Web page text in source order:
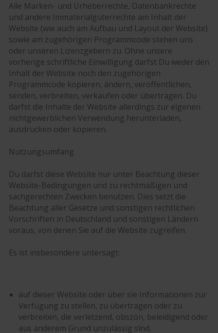
Alle Marken- und Urheberrechte, Datenbankrechte
und andere Immaterialgüterrechte am Inhalt der
Website (wie auch am Aufbau und Layout der Website)
sowie am zugehörigen Programmcode stehen uns
oder unseren Lizenzgebern zu. Ohne unsere
vorherige schriftliche Einwilligung darfst Du weder den
Inhalt der Website noch den zugehörigen
Programmcode kopieren, ändern, veröffentlichen,
senden, verbreiten, verkaufen oder übertragen. Du
darfst die Inhalte der Website allerdings zur eigenen
nichtgewerblichen Verwendung herunterladen,
ausdrucken oder kopieren.
Nutzungsumfang
Du darfst diese Website nur unter Beachtung dieser
Website-Bedingungen und zu rechtmäßigen und
sachgerechten Zwecken benutzen. Dies setzt die
Beachtung aller Gesetze und sonstigen rechtlichen
Vorschriften in Deutschland und sonstigen Ländern
voraus, von denen Sie auf die Website zugreifen.
Es ist insbesondere untersagt:
auf dieser Website oder über sie Informationen zur
Verfügung zu stellen, zu übertragen oder zu
verbreiten, die verletzend, obszön, beleidigend oder
aus anderem Grund unzulässig sind,